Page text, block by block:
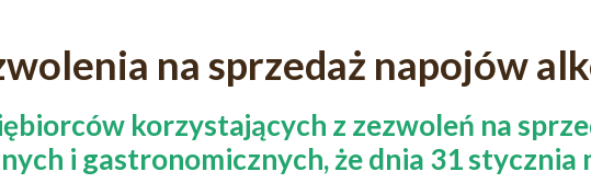
na sprzedaż napojów
korzystających z zezwoleń na
i gastronomicznych, że dnia 31 stycznia